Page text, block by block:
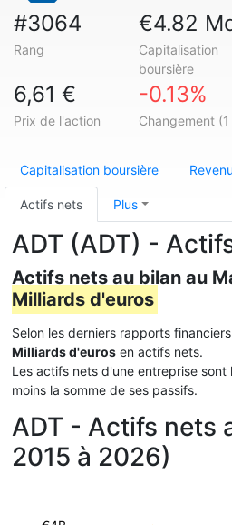
#3064
Rang
€4.82
Capitalisation
boursière
6,61 €
Prix de l'action
-0.13%
Changement (1
Capitalisation boursière
Actifs nets Plus
ADT (ADT) -
Actifs nets au bilan au
Milliards d'euros
Selon les derniers rapports
Milliards d'euros en actifs nets.
Les actifs nets d'une entreprise sont
moins la somme de ses passifs.
ADT - Actifs nets
2015 à 2026)